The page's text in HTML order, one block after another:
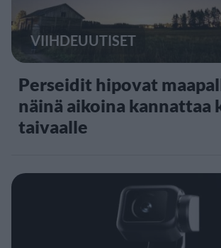
VIIHDEUUTISET
Perseidit hipovat
näinä aikoina kannattaa
taivaalle